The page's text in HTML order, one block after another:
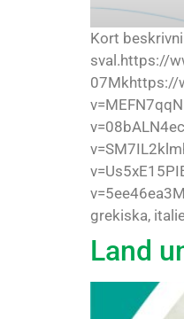
Kort
sval.https://
07Mkhttps://
grekiska,
Land